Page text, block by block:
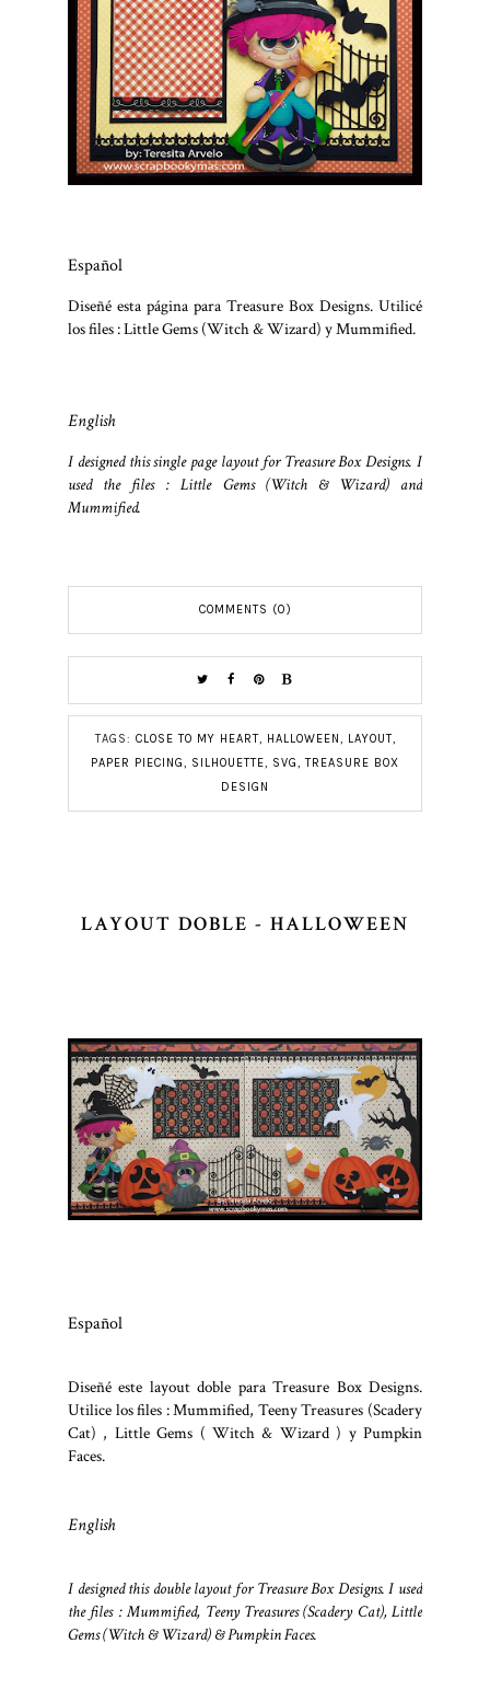
Español
Diseñé esta página para Treasure Box Designs. Utilicé
los files : Little Gems (Witch & Wizard) y Mummified.
English
I designed this single page layout for Treasure Box Designs. I
used the files : Little Gems (Witch & Wizard) and
Mummified.
COMMENTS (0)
TAGS: CLOSE TO MY HEART, HALLOWEEN , LAYOUT,
PAPER PIECING, SILHOUETTE, SVG,TREASURE BOX
DESIGN
LAYOUT DOBLE - HALLOWEEN
Español
Diseñé este layout doble para Treasure Box Designs.
Utilice los files : Mummified, Teeny Treasures (Scadery
Cat) , Little Gems ( Witch & Wizard ) y Pumpkin
Faces.
English
I designed this double layout for Treasure Box Designs. I used
the files : Mummified, Teeny Treasures (Scadery Cat), Little
Gems (Witch & Wizard) & Pumpkin Faces.